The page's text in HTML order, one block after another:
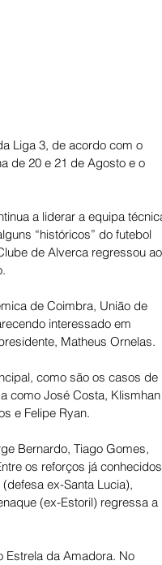
Liga 3, de acordo com o
de 20 e 21 de Agosto e o
a liderar a equipa
“históricos” do futebol
de Alverca regressou ao
de Coimbra, União de
interessado em
Matheus Ornelas.
como são os casos de
como José Costa, Klismhan
e Felipe Ryan.
Bernardo, Tiago Gomes,
os reforços já conhecidos
ex-Santa Lucia),
(ex-Estoril) regressa a
Estrela da Amadora. No